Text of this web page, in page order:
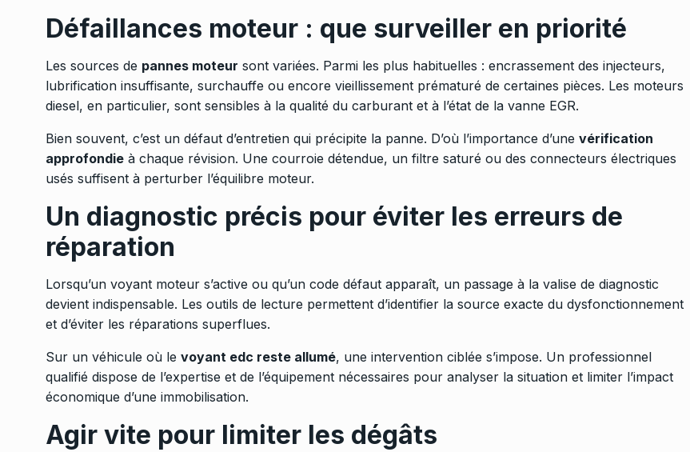
Défaillances moteur : que surveiller en priorité
Les sources de pannes moteur sont variées. Parmi les plus habituelles : encrassement des injecteurs,
lubrification insuffisante, surchauffe ou encore vieillissement prématuré de certaines pièces. Les moteurs
diesel, en particulier, sont sensibles à la qualité du carburant et à l’état de la vanne EGR.
Bien souvent, c’est un défaut d’entretien qui précipite la panne. D’où l’importance d’une vérification
approfondie à chaque révision. Une courroie détendue, un filtre saturé ou des connecteurs électriques
usés suffisent à perturber l’équilibre moteur.
Un diagnostic précis pour éviter les erreurs de
réparation
Lorsqu’un voyant moteur s’active ou qu’un code défaut apparaît, un passage à la valise de diagnostic
devient indispensable. Les outils de lecture permettent d’identifier la source exacte du dysfonctionnement
et d’éviter les réparations superflues.
Sur un véhicule où le voyant edc reste allumé, une intervention ciblée s’impose. Un professionnel
qualifié dispose de l’expertise et de l’équipement nécessaires pour analyser la situation et limiter l’impact
économique d’une immobilisation.
Agir vite pour limiter les dégâts